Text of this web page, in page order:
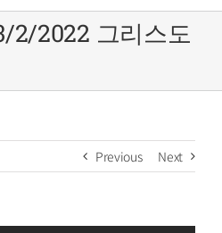
2/2022 그리스도
Previous Next